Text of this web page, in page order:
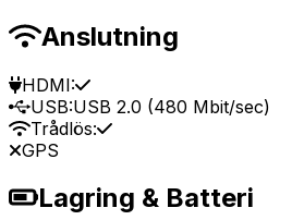
Anslutning
HDMI:
USB:USB 2.0 (480 Mbit/sec)
Trådlös:
GPS
Lagring & Batteri